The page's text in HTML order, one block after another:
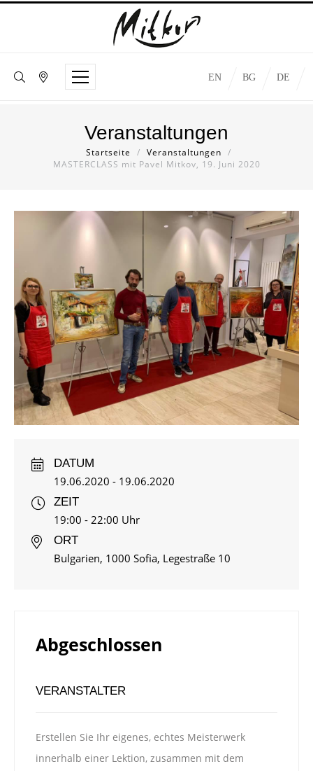
EN BG DE
Veranstaltungen
Startseite / Veranstaltungen /
MASTERCLASS mit Pavel Mitkov, 19. Juni 2020
DATUM
19.06.2020 - 19.06.2020
ZEIT
19:00 - 22:00 Uhr
ORT
Bulgarien, 1000 Sofia, Legestraße 10
Abgeschlossen
VERANSTALTER
Erstellen Sie Ihr eigenes, echtes Meisterwerk
innerhalb einer Lektion, zusammen mit dem